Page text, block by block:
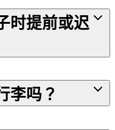
时提前或迟
李吗？